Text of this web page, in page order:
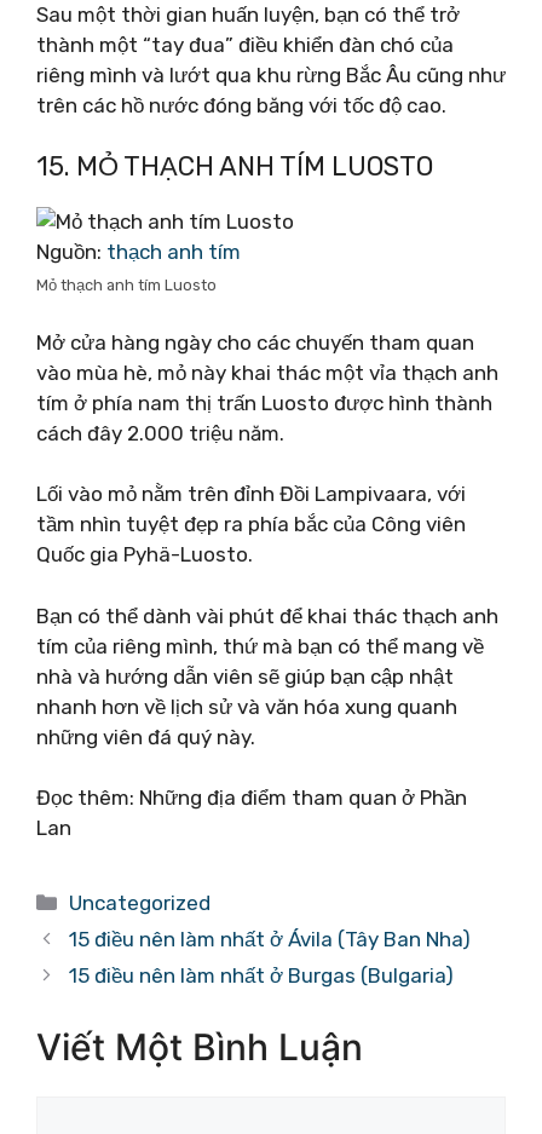
Sau một thời gian huấn luyện, bạn có thể trở
thành một “tay đua” điều khiển đàn chó của
riêng mình và lướt qua khu rừng Bắc Âu cũng như
trên các hồ nước đóng băng với tốc độ cao.
15. MỎ THẠCH ANH TÍM LUOSTO
Nguồn: thạch anh tím
Mỏ thạch anh tím Luosto
Mở cửa hàng ngày cho các chuyến tham quan
vào mùa hè, mỏ này khai thác một vỉa thạch anh
tím ở phía nam thị trấn Luosto được hình thành
cách đây 2.000 triệu năm.
Lối vào mỏ nằm trên đỉnh Đồi Lampivaara, với
tầm nhìn tuyệt đẹp ra phía bắc của Công viên
Quốc gia Pyhä-Luosto.
Bạn có thể dành vài phút để khai thác thạch anh
tím của riêng mình, thứ mà bạn có thể mang về
nhà và hướng dẫn viên sẽ giúp bạn cập nhật
nhanh hơn về lịch sử và văn hóa xung quanh
những viên đá quý này.
Đọc thêm: Những địa điểm tham quan ở Phần
Lan
Danh
mục
Uncategorized
15 điều nên làm nhất ở Ávila (Tây Ban Nha)
15 điều nên làm nhất ở Burgas (Bulgaria)
Viết Một Bình Luận